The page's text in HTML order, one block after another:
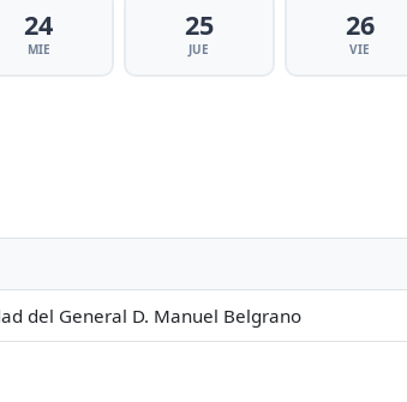
24
MIE
25
JUE
26
VIE
del General D. Manuel Belgrano